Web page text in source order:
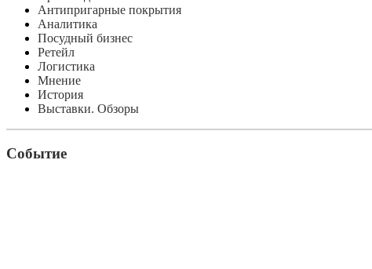
Антипригарные покрытия
Аналитика
Посудный бизнес
Ретейл
Логистика
Мнение
История
Выставки. Обзоры
Событие